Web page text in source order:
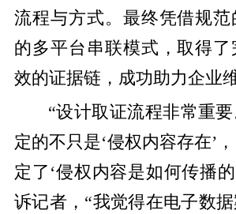
流程与方式。最终凭借规
的多平台串联模式，取得
效的证据链，成功助力企业维
“设计取证流程非常重
定的不只是‘侵权内容存在’
定了‘侵权内容是如何传播
诉记者，“我觉得在电子数